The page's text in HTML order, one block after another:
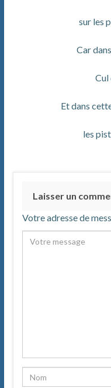
sur les
Car
Cul
Et dans
les
Laisser un
Votre adresse de